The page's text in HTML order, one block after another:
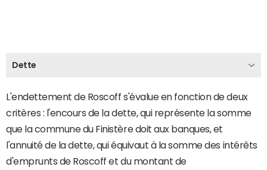
Dette
L'endettement de Roscoff s'évalue en fonction de deux
critères : l'encours de la dette, qui représente la somme
que la commune du Finistère doit aux banques, et
l'annuité de la dette, qui équivaut à la somme des intérêts
d'emprunts de Roscoff et du montant de